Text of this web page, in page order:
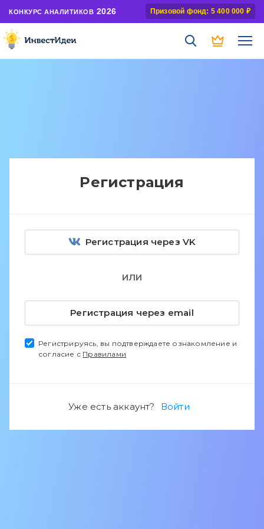
КОНКУРС АНАЛИТИКОВ 2026 Призовой фонд: 5 400 000 ₽
Регистрация
Регистрация через VK
ИЛИ
Регистрация через email
Регистрируясь, вы подтверждаете ознакомление и
согласие с Правилами
Уже есть аккаунт? Войти